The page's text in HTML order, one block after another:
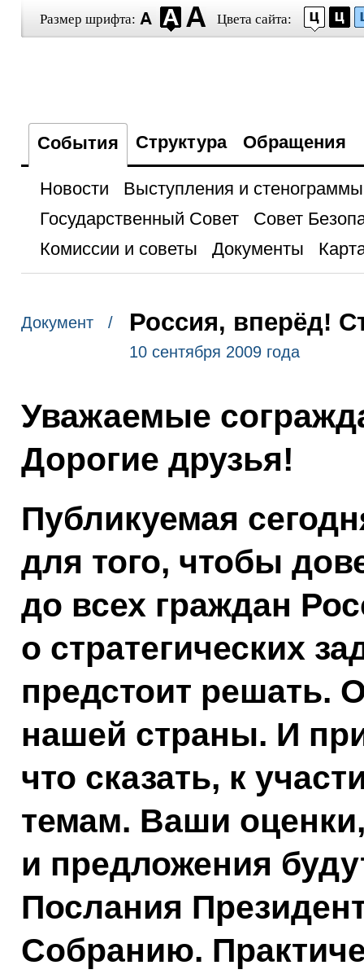
Размер шрифта: Цвета сайта:
События Структура Обращения
Новости
Выступления и стенограммы
Государственный Совет
Совет
Комиссии и советы
Документы
Документ / Россия, вперёд!
10 сентября 2009 года
Уважаемые
Дорогие друзья!
Публикуемая
для того, чтобы
до всех граждан
о стратегических
предстоит решать.
нашей страны. И
что сказать, к
темам. Ваши
и предложения
Послания
Собранию.